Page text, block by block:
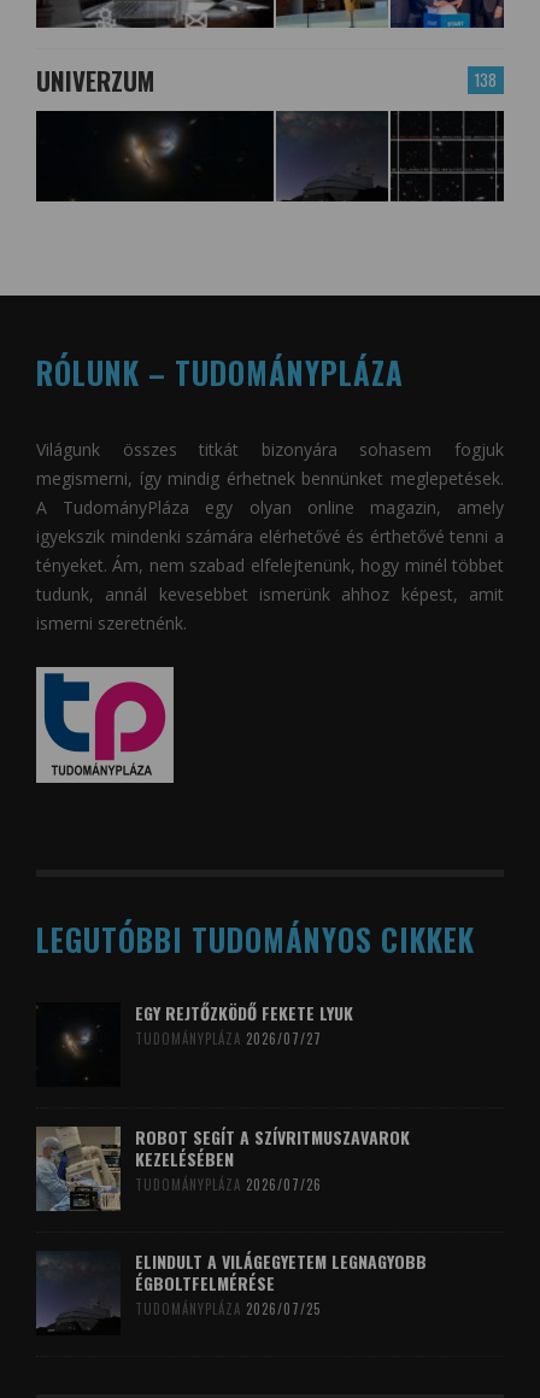
138
UNIVERZUM
RÓLUNK – TUDOMÁNYPLÁZA
Világunk összes titkát bizonyára sohasem fogjuk
megismerni, így mindig érhetnek bennünket meglepetések.
A TudományPláza egy olyan online magazin, amely
igyekszik mindenki számára elérhetővé és érthetővé tenni a
tényeket. Ám, nem szabad elfelejtenünk, hogy minél többet
tudunk, annál kevesebbet ismerünk ahhoz képest, amit
ismerni szeretnénk.
LEGUTÓBBI TUDOMÁNYOS CIKKEK
EGY REJTŐZKÖDŐ FEKETE LYUK
TUDOMÁNYPLÁZA 2026/07/27
ROBOT SEGÍT A SZÍVRITMUSZAVAROK
KEZELÉSÉBEN
TUDOMÁNYPLÁZA 2026/07/26
ELINDULT A VILÁGEGYETEM LEGNAGYOBB
ÉGBOLTFELMÉRÉSE
TUDOMÁNYPLÁZA 2026/07/25